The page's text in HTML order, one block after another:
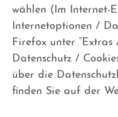
wählen (Im Internet-
Internetoptionen /
Firefox unter
Datenschutz /
über die
finden Sie auf der